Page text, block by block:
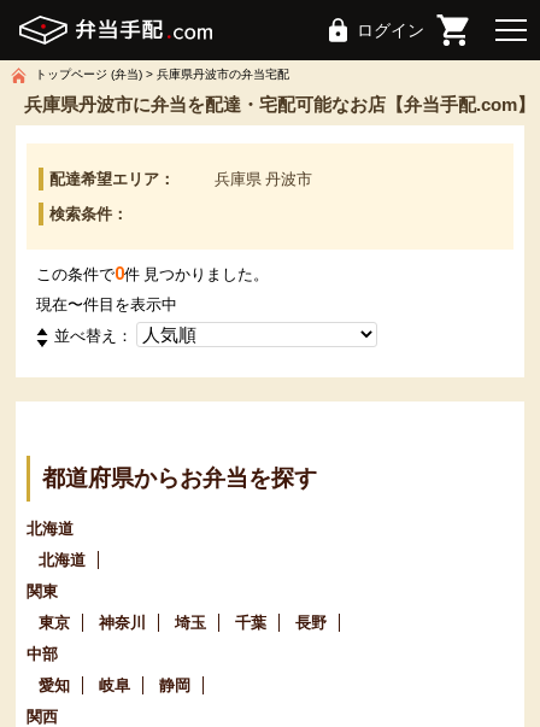
ログイン
トップページ (弁当) 兵庫県丹波市の弁当宅配
兵庫県丹波市に弁当を配達・宅配可能なお店【弁当手配.com】
配達希望エリア：
兵庫県 丹波市
検索条件：
この条件で0件 見つかりました。
現在〜件目を表示中
並べ替え：
都道府県からお弁当を探す
北海道
北海道
関東
東京
神奈川 埼玉 千葉
長野
中部
愛知
岐阜
静岡
関西